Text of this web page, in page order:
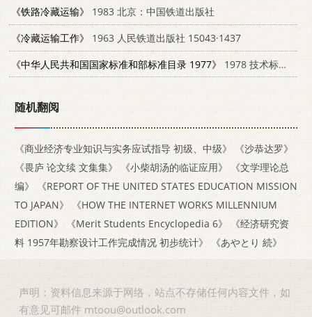
《铁路冷藏运输》
1983 北京：中国铁道出版社
《冷藏运输工作》
1963 人民铁道出版社 15043·1437
《中华人民共和国国家标准和部标准目录 1977》
1978 技术标准出版社
随机翻阅
《商业经济专业知识与实务应试指导 初级、中级》
《沙恭达罗》
《畏庐 论文续 文集集》
《小柴胡汤的临证应用》
《文学理论总
编》
《REPORT OF THE UNITED STATES EDUCATION MISSION
TO JAPAN》
《HOW THE INTERNET WORKS MILLENNIUM
EDITION》
《Merit Students Encyclopedia 6》
《经济研究资
料 1957年勘察设计工作完成情况 初步统计》
《あやとり 続》
声明：资料信息来源于网络，站点不存储任何内容文件，如
有意见可邮件 mtoou@outlook.com